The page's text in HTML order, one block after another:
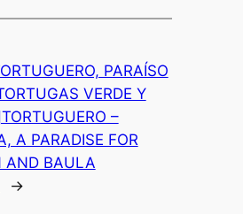
PARAÍSO
VERDE Y
–
A PARADISE FOR
AND BAULA
→